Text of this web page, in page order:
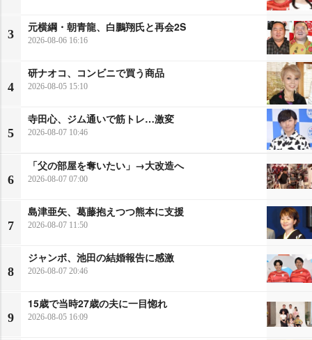
3
元横綱・朝青龍、白鵬翔氏と再会2S
2026-08-06 16:16
4
研ナオコ、コンビニで買う商品
2026-08-05 15:10
5
寺田心、ジム通いで筋トレ…激変
2026-08-07 10:46
6
「父の部屋を奪いたい」→大改造へ
2026-08-07 07:00
7
島津亜矢、葛藤抱えつつ熊本に支援
2026-08-07 11:50
8
ジャンボ、池田の結婚報告に感激
2026-08-07 20:46
9
15歳で当時27歳の夫に一目惚れ
2026-08-05 16:09